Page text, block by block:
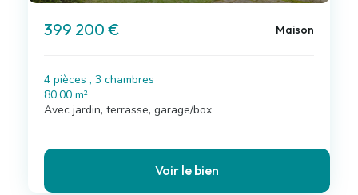
399 200 € Maison
4 pièces , 3 chambres
80.00 m²
Avec jardin, terrasse, garage/box
Voir le bien